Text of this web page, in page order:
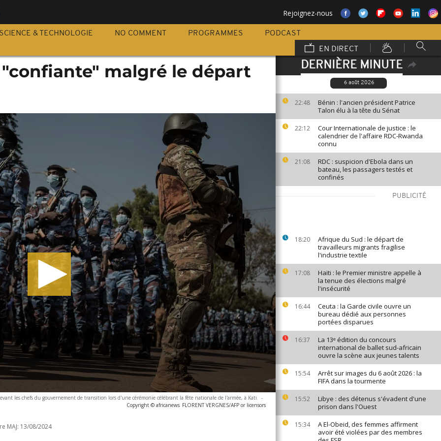
Rejoignez-nous
SCIENCE & TECHNOLOGIE NO COMMENT PROGRAMMES
PODCAST
EN DIRECT
DERNIÈRE MINUTE
6 août 2026
22:48
Bénin : l'ancien président Patrice
Talon élu à la tête du Sénat
22:12
Cour Internationale de justice : le
calendrier de l'affaire RDC-Rwanda
connu
21:08
RDC : suspicion d'Ebola dans un
bateau, les passagers testés et
confinés
PUBLICITÉ
18:20
Afrique du Sud : le départ de
travailleurs migrants fragilise
l'industrie textile
17:08
Haïti : le Premier ministre appelle à
la tenue des élections malgré
l'insécurité
16:44
Ceuta : la Garde civile ouvre un
bureau dédié aux personnes
portées disparues
16:37
La 13ᵉ édition du concours
international de ballet sud-africain
ouvre la scène aux jeunes talents
15:54
Arrêt sur images du 6 août 2026 : la
FIFA dans la tourmente
15:52
Libye : des détenus s'évadent d'une
prison dans l'Ouest
15:34
A El-Obeid, des femmes affirment
avoir été violées par des membres
malgré le départ
les chefs du gouvernement de transition lors d'une cérémonie célébrant la fête nationale de l'armée, à Kati. -
Copyright © africanews FLORENT VERGNES/AFP or licensors
MAJ: 13/08/2024